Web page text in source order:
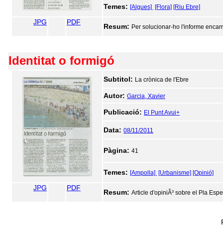
Temes: [Algues] [Flora] [Riu Ebre]
JPG PDF
Resum: Per solucionar-ho l'informe
Identitat o formigó
Subtitol: La crònica de l'Ebre
Autor: Garcia, Xavier
Publicació: El Punt Avui+
Data: 08/11/2011
Pàgina: 41
Temes: [Ampolla] [Urbanisme] [Opinió]
JPG PDF
Resum: Article d'opiniÃ³ sobre el Pla